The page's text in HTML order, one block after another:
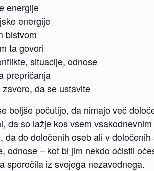
energije
energije
bistvom
ta govori
situacije, odnose
prepričanja
da se ustavite
boljše počutijo, da nimajo več
so lažje kos vsem
do določenih oseb ali v
odnose – kot bi jim nekdo očistil
sporočila iz svojega nezavednega.